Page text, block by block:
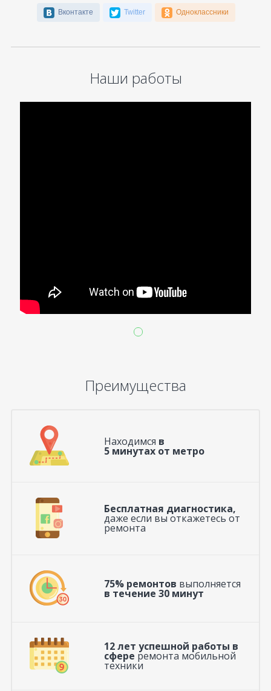
Вконтакте Twitter Одноклассники
Наши работы
Преимущества
Находимся в
5 минутах от метро
Бесплатная диагностика,
даже если вы откажетесь от
ремонта
75% ремонтов выполняется
в течение 30 минут
12 лет успешной работы в
сфере ремонта мобильной
техники